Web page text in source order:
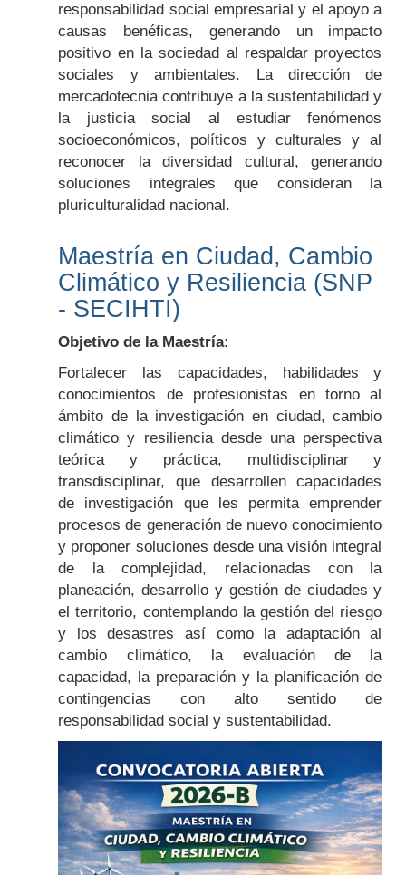
responsabilidad social empresarial y el apoyo a
causas benéficas, generando un impacto
positivo en la sociedad al respaldar proyectos
sociales y ambientales. La dirección de
mercadotecnia contribuye a la sustentabilidad y
la justicia social al estudiar fenómenos
socioeconómicos, políticos y culturales y al
reconocer la diversidad cultural, generando
soluciones integrales que consideran la
pluriculturalidad nacional.
Maestría en Ciudad, Cambio
Climático y Resiliencia (SNP
- SECIHTI)
Objetivo de la Maestría:
Fortalecer las capacidades, habilidades y
conocimientos de profesionistas en torno al
ámbito de la investigación en ciudad, cambio
climático y resiliencia desde una perspectiva
teórica y práctica, multidisciplinar y
transdisciplinar, que desarrollen capacidades
de investigación que les permita emprender
procesos de generación de nuevo conocimiento
y proponer soluciones desde una visión integral
de la complejidad, relacionadas con la
planeación, desarrollo y gestión de ciudades y
el territorio, contemplando la gestión del riesgo
y los desastres así como la adaptación al
cambio climático, la evaluación de la
capacidad, la preparación y la planificación de
contingencias con alto sentido de
responsabilidad social y sustentabilidad.